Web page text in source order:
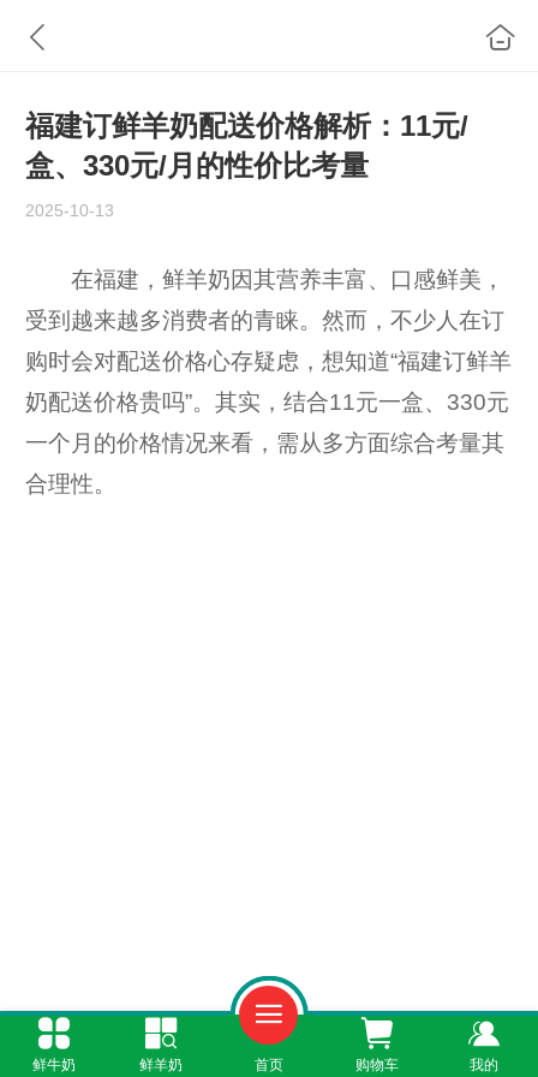
福建订鲜羊奶配送价格解析：11元/
盒、330元/月的性价比考量
2025-10-13
在福建，鲜羊奶因其营养丰富、口感鲜美，
受到越来越多消费者的青睐。然而，不少人在订
购时会对配送价格心存疑虑，想知道“福建订鲜羊
奶配送价格贵吗”。其实，结合11元一盒、330元
一个月的价格情况来看，需从多方面综合考量其
合理性。
一、配送范围影响价格定位
鲜牛奶 鲜羊奶 首页 购物车 我的